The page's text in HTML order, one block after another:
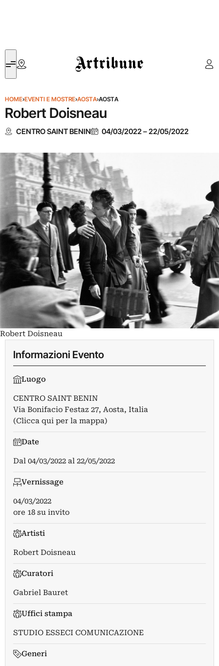
Artribune
HOME›EVENTI E MOSTRE›AOSTA›AOSTA
Robert Doisneau
CENTRO SAINT BENIN 04/03/2022–22/05/2022
Robert Doisneau
Informazioni Evento
Luogo
CENTRO SAINT BENIN
Via Bonifacio Festaz 27, Aosta, Italia
(Clicca qui per la mappa)
Date
Dal 04/03/2022 al 22/05/2022
Vernissage
04/03/2022
ore 18 su invito
Artisti
Robert Doisneau
Curatori
Gabriel Bauret
Uffici stampa
STUDIO ESSECI COMUNICAZIONE
Generi